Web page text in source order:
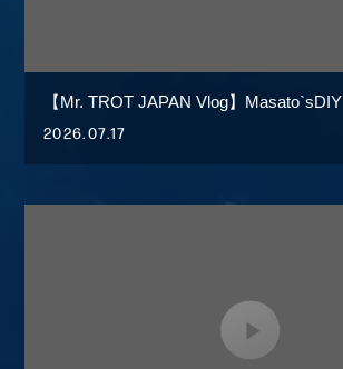
【Mr. TROT JAPAN Vlog】Masato`sDIY
2026.07.17